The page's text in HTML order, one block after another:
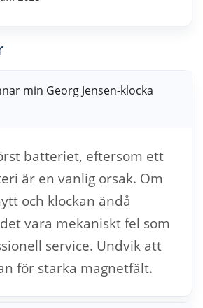
min Georg Jensen-klocka
batteriet, eftersom ett
är en vanlig orsak. Om
och klockan ändå
vara mekaniskt fel som
service. Undvik att
för starka magnetfält.